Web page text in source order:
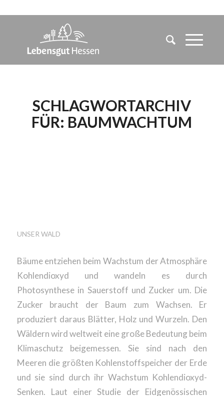
SCHLAGWORTARCHIV
FÜR: BAUMWACHTUM
UNSER WALD
Bäume entziehen beim Wachstum der Atmosphäre
Kohlendioxyd und wandeln es durch
Photosynthese in Sauerstoff und Zucker um. Die
Zucker braucht der Baum zum Wachsen. Er
produziert daraus Blätter, Holz und Wurzeln. Den
Wäldern wird weltweit eine große Bedeutung beim
Klimaschutz beigemessen. Sie sind nach den
Meeren die größten Kohlenstoffspeicher der Erde
und sie sind durch ihr Wachstum Kohlendioxyd-
Senken. Laut einer Studie der Eidgenössischen